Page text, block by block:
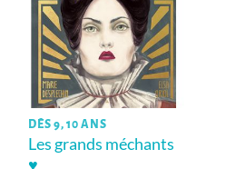
DÈS 9, 10 ANS
Les grands méchants
♥